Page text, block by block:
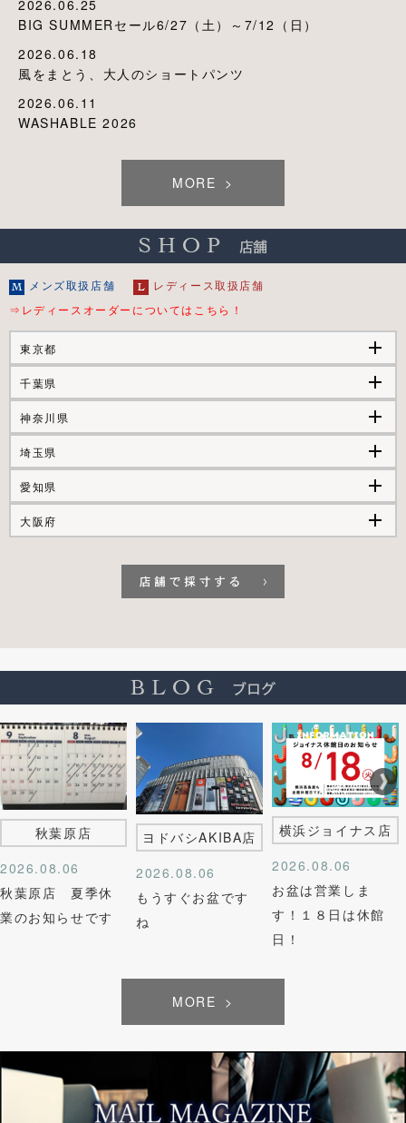
2026.06.25
BIG SUMMERセール6/27（土）～7/12（日）
2026.06.18
風をまとう、大人のショートパンツ
2026.06.11
WASHABLE 2026
MORE
メンズ取扱店舗
レディース取扱店舗
⇒レディースオーダーについてはこちら！
東京都 add
千葉県 add
神奈川県 add
埼玉県 add
愛知県 add
大阪府 add
秋葉原店
2026.08.06
秋葉原店 夏季休
業のお知らせです
ヨドバシAKIBA店
2026.08.06
もうすぐお盆です
ね
横浜ジョイナス店
2026.08.06
お盆は営業しま
す！１８日は休館
日！
MORE